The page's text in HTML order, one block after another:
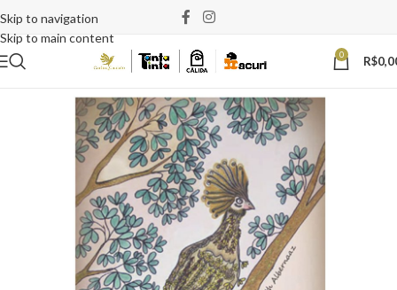
Skip to navigation
Skip to main content
0 R$